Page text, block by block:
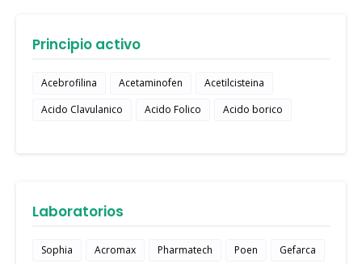
Principio activo
Acebrofilina Acetaminofen
Acetilcisteina
Acido Clavulanico
Acido Folico Acido borico
Laboratorios
Sophia Acromax Pharmatech Poen
Gefarca